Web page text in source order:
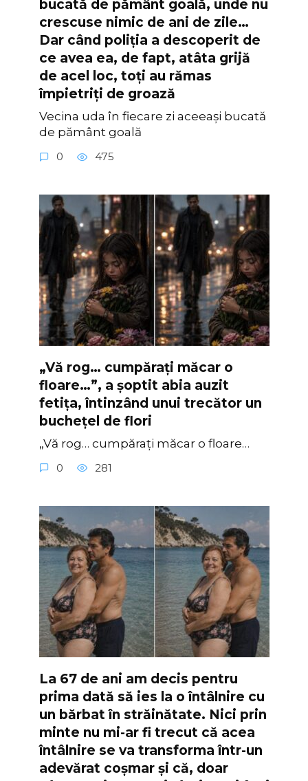
bucată de pământ goală, unde nu
crescuse nimic de ani de zile…
Dar când poliția a descoperit de
ce avea ea, de fapt, atâta grijă
de acel loc, toți au rămas
împietriți de groază
Vecina uda în fiecare zi aceeași bucată
de pământ goală
0 475
„Vă rog… cumpărați măcar o
floare…”, a șoptit abia auzit
fetița, întinzând unui trecător un
buchețel de flori
„Vă rog… cumpărați măcar o floare…
0 281
La 67 de ani am decis pentru
prima dată să ies la o întâlnire cu
un bărbat în străinătate. Nici prin
minte nu mi-ar fi trecut că acea
întâlnire se va transforma într-un
adevărat coșmar și că, doar